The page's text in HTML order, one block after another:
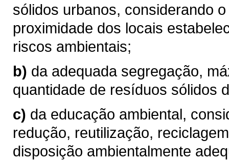
sólidos urbanos, considerando
proximidade dos locais
riscos ambientais;
b) da adequada segregação,
quantidade de resíduos sólidos
c) da educação ambiental,
redução, reutilização,
disposição ambientalmente